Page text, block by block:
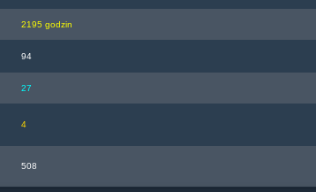
2195 godzin
94
27
4
508